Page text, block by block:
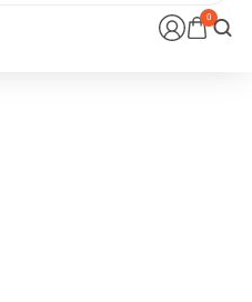
0